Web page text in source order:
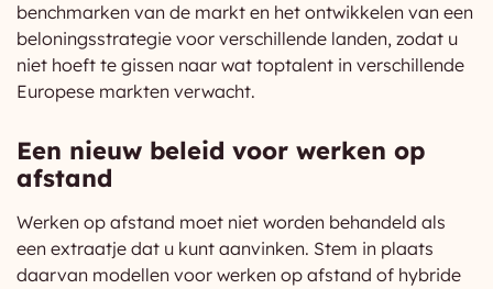
benchmarken van de markt en het ontwikkelen van een
beloningsstrategie voor verschillende landen, zodat u
niet hoeft te gissen naar wat toptalent in verschillende
Europese markten verwacht.
Een nieuw beleid voor werken op
afstand
Werken op afstand moet niet worden behandeld als
een extraatje dat u kunt aanvinken. Stem in plaats
daarvan modellen voor werken op afstand of hybride